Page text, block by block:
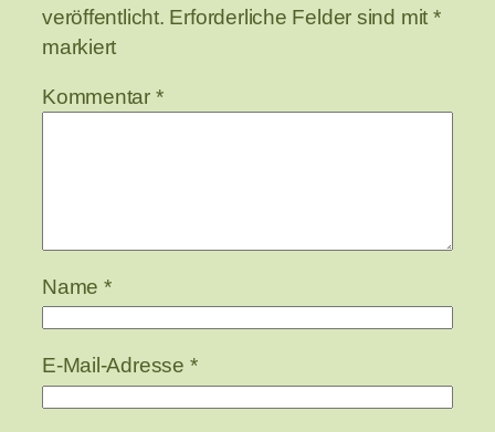
veröffentlicht. Erforderliche Felder sind mit *
markiert
Kommentar *
Name *
E-Mail-Adresse *